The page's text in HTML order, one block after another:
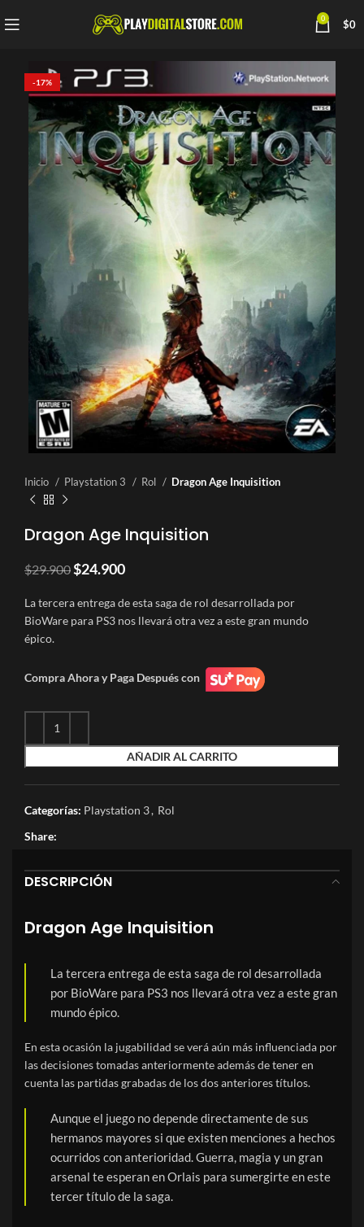
0 $0
-17%
Inicio Playstation 3 Rol Dragon Age Inquisition
Dragon Age Inquisition
$29.900 El
original
era:
$24.900El
actual
es:
La tercera entrega de esta saga de rol desarrollada por
BioWare para PS3 nos llevará otra vez a este gran mundo
épico.
Compra Ahora y Paga Después con
AÑADIR AL CARRITO
Categorías: Playstation 3, Rol
Share:
DESCRIPCIÓN
Dragon Age Inquisition
La tercera entrega de esta saga de rol desarrollada
por BioWare para PS3 nos llevará otra vez a este gran
mundo épico.
En esta ocasión la jugabilidad se verá aún más influenciada por
las decisiones tomadas anteriormente además de tener en
cuenta las partidas grabadas de los dos anteriores títulos.
Aunque el juego no depende directamente de sus
hermanos mayores si que existen menciones a hechos
ocurridos con anterioridad. Guerra, magia y un gran
arsenal te esperan en Orlais para sumergirte en este
tercer título de la saga.